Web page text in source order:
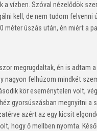
vízben. Szóval nézelődök
kell, de nem tudom
méter úszás után, én miért a
megrugdaltak, én is
felhúzom mindkét
kör eseménytelen volt,
gyorsúszásban megnyitni
azért az egy kicsit
hogy ő mellben nyomta.